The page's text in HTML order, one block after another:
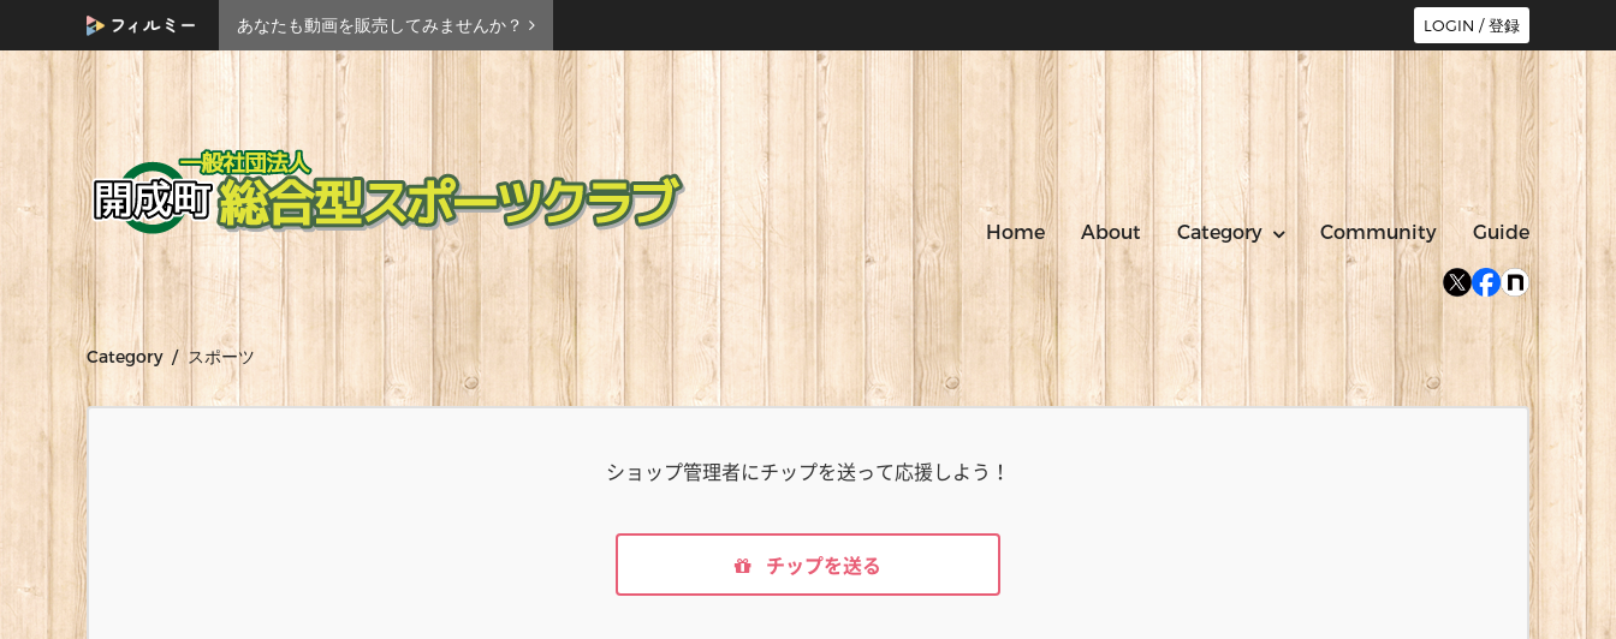
あなたも動画を販売してみませんか？ LOGIN / 登録
Home About Category Community Guide
Category / スポーツ
ショップ管理者にチップを送って応援しよう！
チップを送る